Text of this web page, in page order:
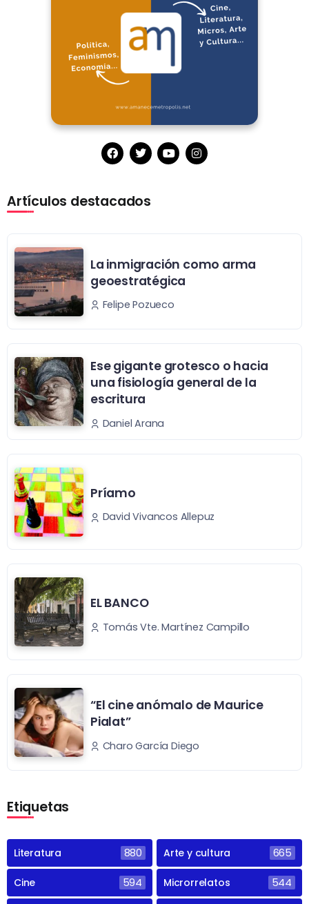
Artículos destacados
La inmigración como arma
geoestratégica
Felipe Pozueco
Ese gigante grotesco o hacia
una fisiología general de la
escritura
Daniel Arana
Príamo
David Vivancos Allepuz
EL BANCO
Tomás Vte. Martínez Campillo
“El cine anómalo de Maurice
Pialat”
Charo García Diego
Etiquetas
Literatura 880 Arte y cultura 665
Cine 594 Microrrelatos 544